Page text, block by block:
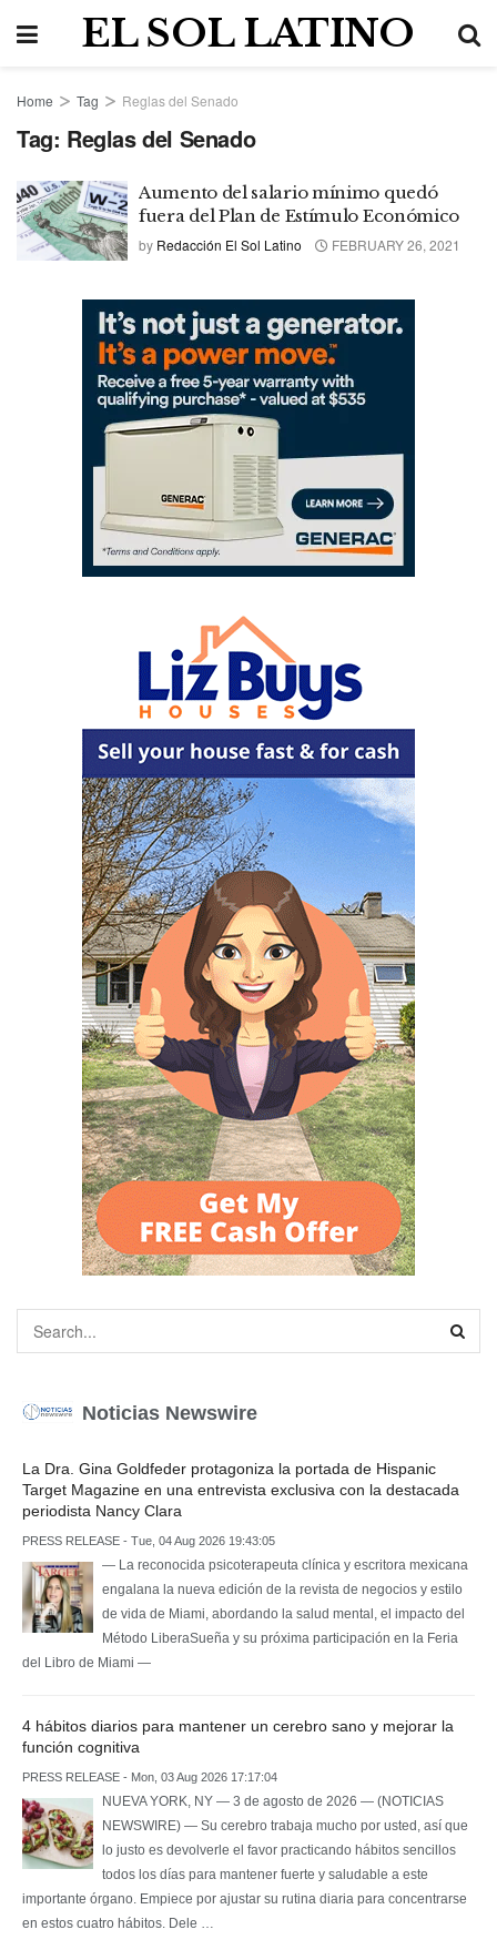
EL SOL LATINO
Home Tag Reglas del Senado
Tag: Reglas del Senado
Aumento del salario mínimo quedó
fuera del Plan de Estímulo Económico
by Redacción El Sol Latino FEBRUARY 26, 2021
Noticias Newswire
La Dra. Gina Goldfeder protagoniza la portada de Hispanic
Target Magazine en una entrevista exclusiva con la destacada
periodista Nancy Clara
PRESS RELEASE - Tue, 04 Aug 2026 19:43:05
— La reconocida psicoterapeuta clínica y escritora mexicana
engalana la nueva edición de la revista de negocios y estilo
de vida de Miami, abordando la salud mental, el impacto del
Método LiberaSueña y su próxima participación en la Feria
del Libro de Miami —
4 hábitos diarios para mantener un cerebro sano y mejorar la
función cognitiva
PRESS RELEASE - Mon, 03 Aug 2026 17:17:04
NUEVA YORK, NY — 3 de agosto de 2026 — (NOTICIAS
NEWSWIRE) — Su cerebro trabaja mucho por usted, así que
lo justo es devolverle el favor practicando hábitos sencillos
todos los días para mantener fuerte y saludable a este
importante órgano. Empiece por ajustar su rutina diaria para concentrarse
en estos cuatro hábitos. Dele …